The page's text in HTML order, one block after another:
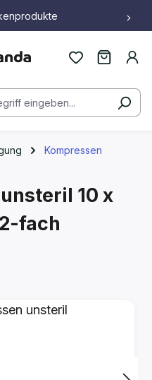
Kompressen
unsteril 10 x
fach